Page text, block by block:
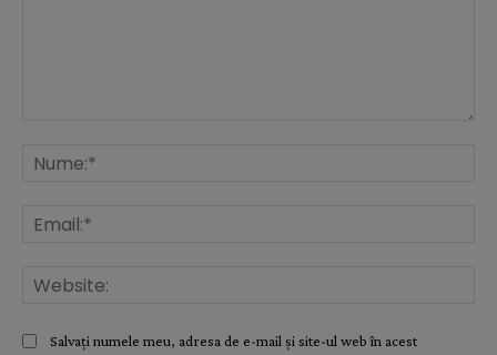
Salvați numele meu, adresa de e-mail și site-ul web în acest